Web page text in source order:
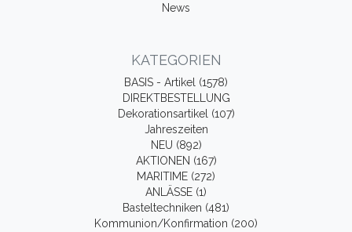
News
KATEGORIEN
BASIS - Artikel (1578)
DIREKTBESTELLUNG
Dekorationsartikel (107)
Jahreszeiten
NEU (892)
AKTIONEN (167)
MARITIME (272)
ANLÄSSE (1)
Basteltechniken (481)
Kommunion/Konfirmation (200)